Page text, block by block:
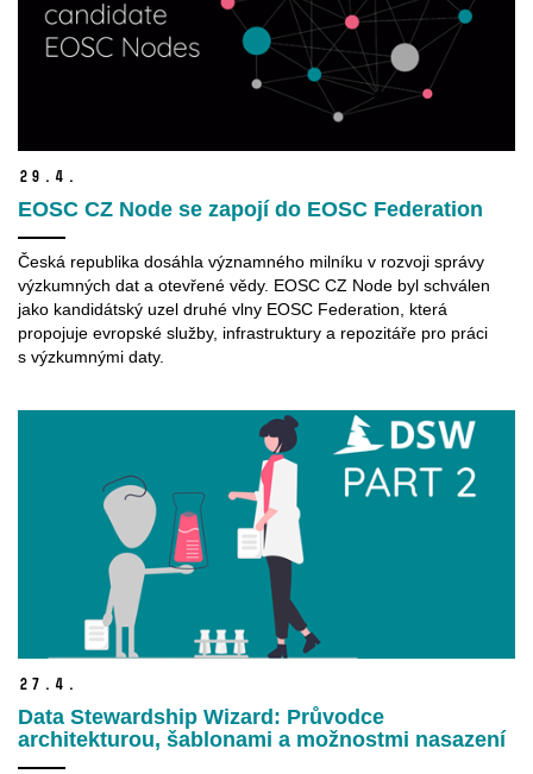
29. 4.
EOSC CZ Node se zapojí do EOSC Federation
Česká republika dosáhla významného milníku v rozvoji správy
výzkumných dat a otevřené vědy. EOSC CZ Node byl schválen
jako kandidátský uzel druhé vlny EOSC Federation, která
propojuje evropské služby, infrastruktury a repozitáře pro práci
s výzkumnými daty.
27. 4.
Data Stewardship Wizard: Průvodce
architekturou, šablonami a možnostmi nasazení